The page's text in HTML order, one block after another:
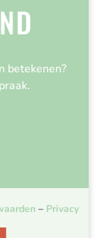
betekenen?
– Privacy